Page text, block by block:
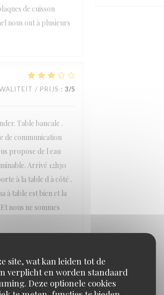
site, wat kan leiden tot de
verplicht en worden standaard
Deze optionele cookies
de cuisson
nous ont à plusieurs
/ PRIJS : 3/5
Table bancale .
de communication
propose de l eau
Arrivé 12h30
à la table d à côté .
à table est bien et la
nous ne sommes
/ PRIJS: 5/5